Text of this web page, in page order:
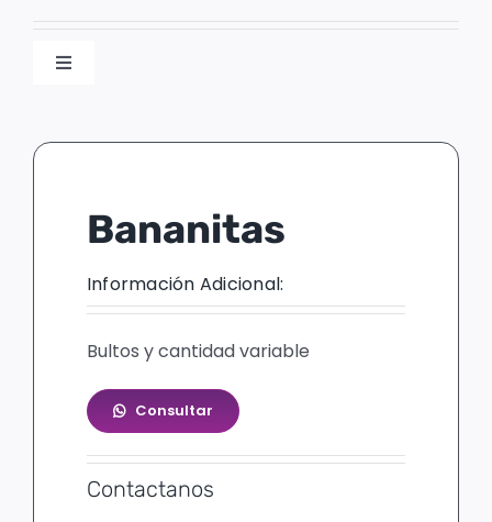
Toggle
Paletas
Bananitas
Información Adicional:
Bultos y cantidad variable
Consultar
Contactanos